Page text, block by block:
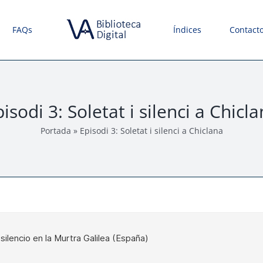
FAQs Índices
3: Soletat i silenci a
Portada » Episodi 3: Soletat i silenci a Chiclana